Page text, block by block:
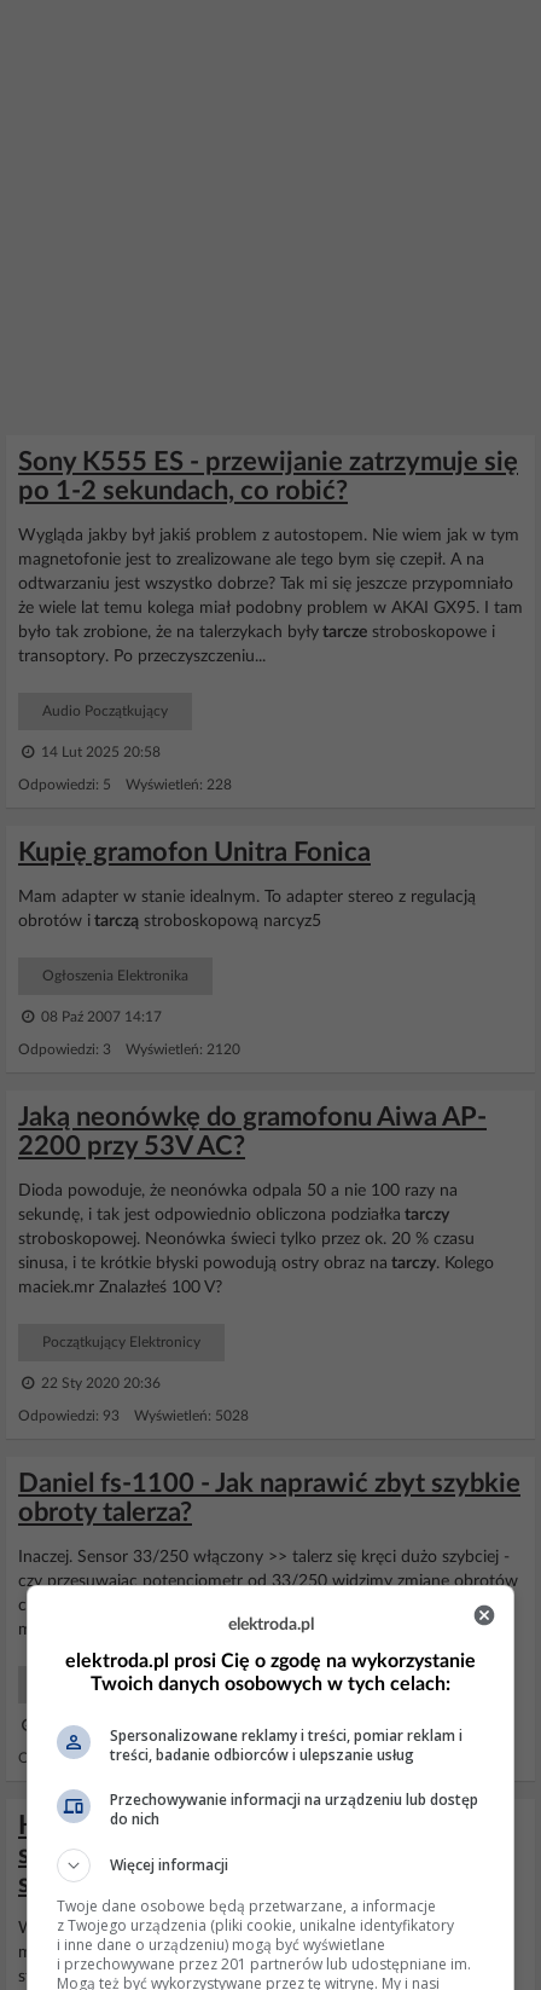
Sony K555 ES - przewijanie zatrzymuje się
po 1-2 sekundach, co robić?
Wygląda jakby był jakiś problem z autostopem. Nie wiem jak w tym
magnetofonie jest to zrealizowane ale tego bym się czepił. A na
odtwarzaniu jest wszystko dobrze? Tak mi się jeszcze przypomniało
że wiele lat temu kolega miał podobny problem w AKAI GX95. I tam
było tak zrobione, że na talerzykach były tarcze stroboskopowe i
transoptory. Po przeczyszczeniu...
Audio Początkujący
14 Lut 2025 20:58
Odpowiedzi: 5 Wyświetleń: 228
Kupię gramofon Unitra Fonica
Mam adapter w stanie idealnym. To adapter stereo z regulacją
obrotów i tarczą stroboskopową narcyz5
Ogłoszenia Elektronika
08 Paź 2007 14:17
Odpowiedzi: 3 Wyświetleń: 2120
Jaką neonówkę do gramofonu Aiwa AP-
2200 przy 53V AC?
Dioda powoduje, że neonówka odpala 50 a nie 100 razy na
sekundę, i tak jest odpowiednio obliczona podziałka tarczy
stroboskopowej. Neonówka świeci tylko przez ok. 20 % czasu
sinusa, i te krótkie błyski powodują ostry obraz na tarczy. Kolego
maciek.mr Znalazłeś 100 V?
Początkujący Elektronicy
22 Sty 2020 20:36
Odpowiedzi: 93 Wyświetleń: 5028
Daniel fs-1100 - Jak naprawić zbyt szybkie
obroty talerza?
Inaczej. Sensor 33/250 włączony >> talerz się kręci dużo szybciej -
czy przesuwając potencjometr od 33/250 widzimy zmianę obrotów
czy nie - zmianę można zobaczyć na
stroboskopowej. Tam
mogą być przewody pourywane od potencjometrów.
Audio Początkujący
12 Lut 2013 19:37
Odpowiedzi: 8 Wyświetleń: 3477
HP Officejet G85 - błąd skanera po
skanowaniu pojedynczych stron, zębatki
strzelają
W tym urządzeniu jest jeszcze przy silniku napędzającym cały
moduł skanera po prowadnicy - czujnik z małątarczą
stroboskopową. Spróbuj to jeszcze dokładnie oczyścić.
elektroda.pl
elektroda.pl prosi Cię o zgodę na wykorzystanie
Twoich danych osobowych w tych celach:
Spersonalizowane reklamy i treści, pomiar reklam i
treści, badanie odbiorców i ulepszanie usług
Przechowywanie informacji na urządzeniu lub dostęp
do nich
Więcej informacji
Twoje dane osobowe będą przetwarzane, a informacje
z Twojego urządzenia (pliki cookie, unikalne identyfikatory
i inne dane o urządzeniu) mogą być wyświetlane
i przechowywane przez 201 partnerów lub udostępniane im.
Mogą też być wykorzystywane przez tę witrynę. My i nasi